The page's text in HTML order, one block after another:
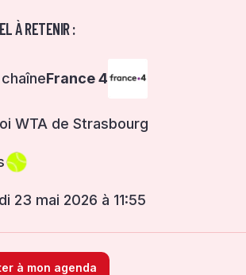
À RETENIR :
France 4
WTA de Strasbourg
23 mai 2026 à 11:55
à mon agenda